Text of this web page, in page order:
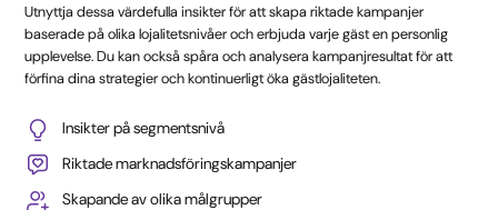
Utnyttja dessa värdefulla insikter för att skapa riktade kampanjer
baserade på olika lojalitetsnivåer och erbjuda varje gäst en personlig
upplevelse. Du kan också spåra och analysera kampanjresultat för att
förfina dina strategier och kontinuerligt öka gästlojaliteten.
Insikter på segmentsnivå
Riktade marknadsföringskampanjer
Skapande av olika målgrupper